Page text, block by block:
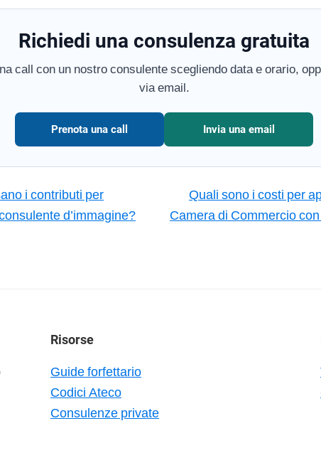
Richiedi una consulenza gratuita
call con un nostro consulente scegliendo data e orario,
via email.
Prenota una call Invia una email
i contributi per
d’immagine?
Quali sono i costi per
Camera di Commercio
Risorse
Guide forfettario
Codici Ateco
Consulenze private